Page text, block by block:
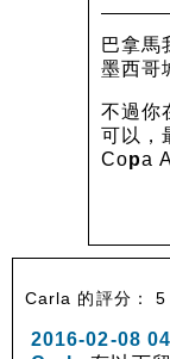
巴拿馬
墨西哥
不過你
可以，
Copa
Carla 的評分： 5
2016-02-08